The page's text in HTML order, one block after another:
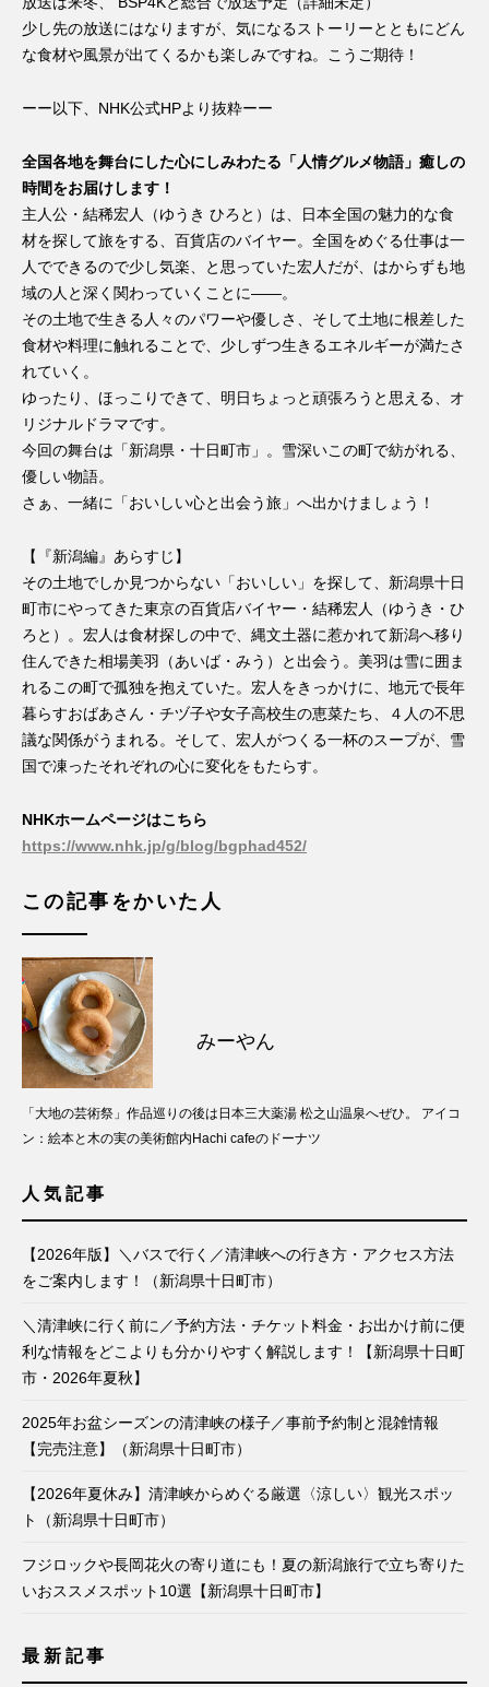
少し先の放送にはなりますが、気になるストーリーとともにどん
な食材や風景が出てくるかも楽しみですね。こうご期待！
ーー以下、NHK公式HPより抜粋ーー
全国各地を舞台にした心にしみわたる「人情グルメ物語」癒しの
時間をお届けします！
主人公・結稀宏人（ゆうき ひろと）は、日本全国の魅力的な食
材を探して旅をする、百貨店のバイヤー。全国をめぐる仕事は一
人でできるので少し気楽、と思っていた宏人だが、はからずも地
域の人と深く関わっていくことに――。
その土地で生きる人々のパワーや優しさ、そして土地に根差した
食材や料理に触れることで、少しずつ生きるエネルギーが満たさ
れていく。
ゆったり、ほっこりできて、明日ちょっと頑張ろうと思える、オ
リジナルドラマです。
今回の舞台は「新潟県・十日町市」。雪深いこの町で紡がれる、
優しい物語。
さぁ、一緒に「おいしい心と出会う旅」へ出かけましょう！
【『新潟編』あらすじ】
その土地でしか見つからない「おいしい」を探して、新潟県十日
町市にやってきた東京の百貨店バイヤー・結稀宏人（ゆうき・ひ
ろと）。宏人は食材探しの中で、縄文土器に惹かれて新潟へ移り
住んできた相場美羽（あいば・みう）と出会う。美羽は雪に囲ま
れるこの町で孤独を抱えていた。宏人をきっかけに、地元で長年
暮らすおばあさん・チヅ子や女子高校生の恵菜たち、４人の不思
議な関係がうまれる。そして、宏人がつくる一杯のスープが、雪
国で凍ったそれぞれの心に変化をもたらす。
NHKホームページはこちら
https://www.nhk.jp/g/blog/bgphad452/
この記事をかいた人
みーやん
「大地の芸術祭」作品巡りの後は日本三大薬湯 松之山温泉へぜひ。 アイコ
ン：絵本と木の実の美術館内Hachi cafeのドーナツ
人気記事
【2026年版】＼バスで行く／清津峡への行き方・アクセス方法
をご案内します！（新潟県十日町市）
＼清津峡に行く前に／予約方法・チケット料金・お出かけ前に便
利な情報をどこよりも分かりやすく解説します！【新潟県十日町
市・2026年夏秋】
2025年お盆シーズンの清津峡の様子／事前予約制と混雑情報
【完売注意】（新潟県十日町市）
【2026年夏休み】清津峡からめぐる厳選〈涼しい〉観光スポッ
ト（新潟県十日町市）
フジロックや長岡花火の寄り道にも！夏の新潟旅行で立ち寄りた
いおススメスポット10選【新潟県十日町市】
最新記事